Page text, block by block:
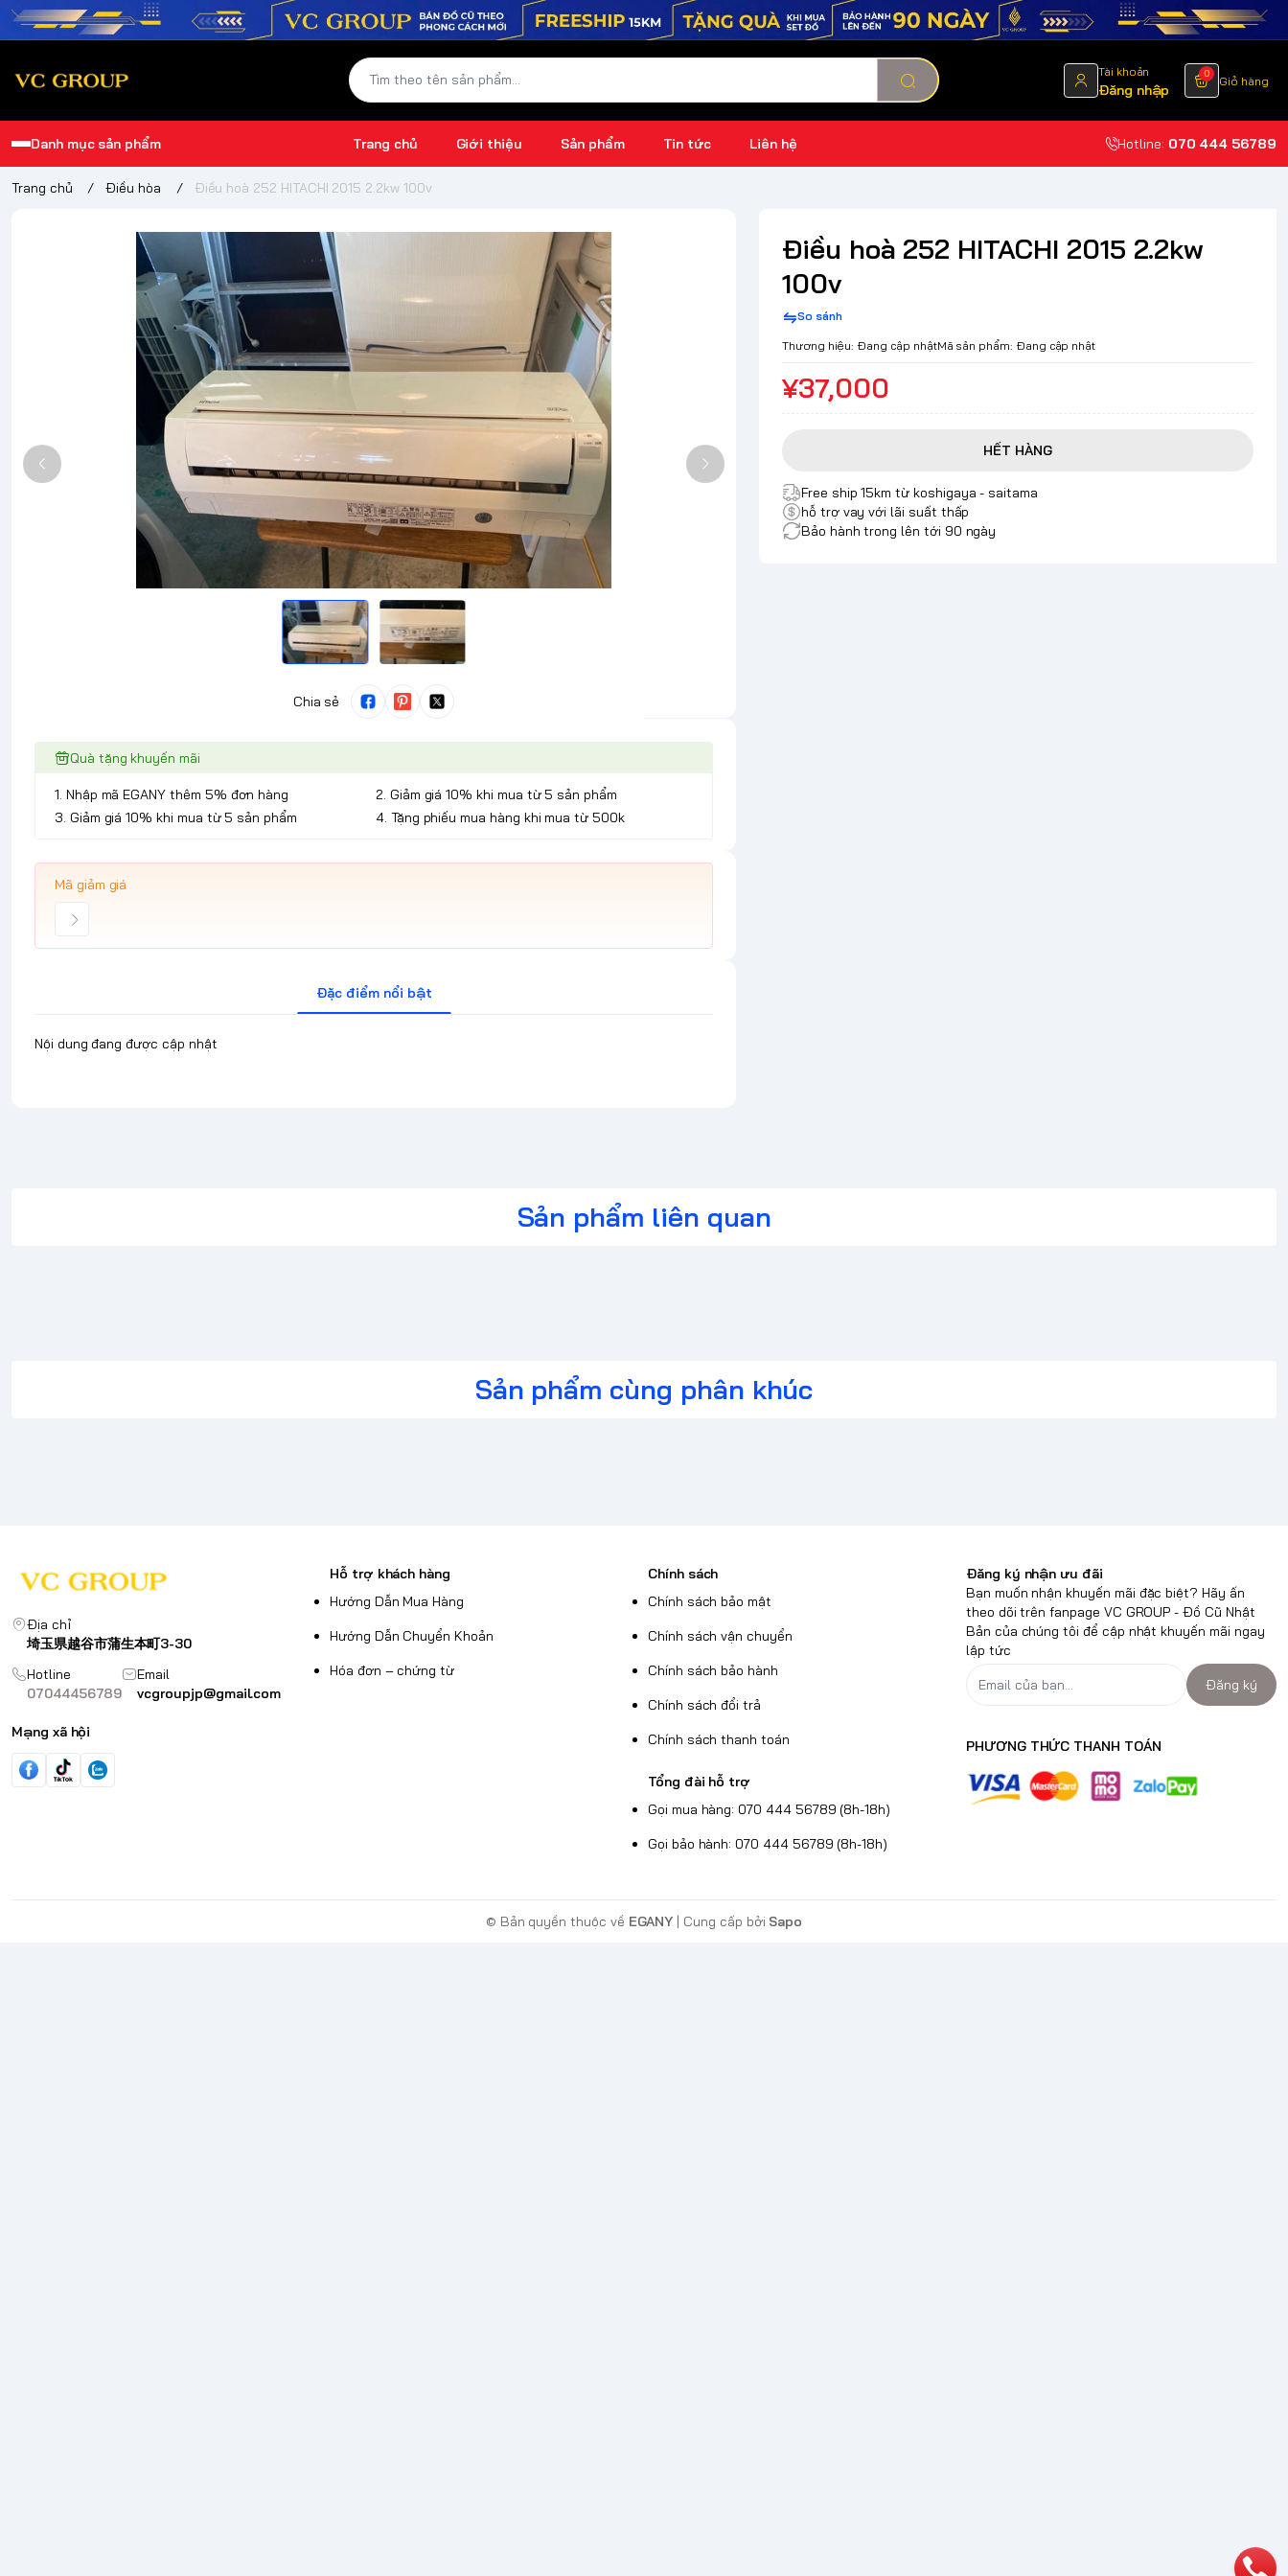
Tài khoản
Đăng nhập
0
Giỏ hàng
Danh mục sản phẩm Trang chủ Giới thiệu Sản phẩm Tin tức Liên hệ Hotline: 070 444 56789
Trang chủ / Điều hòa / Điều hoà 252 HITACHI 2015 2.2kw 100v
Chia sẻ
Điều hoà 252 HITACHI 2015 2.2kw
100v
So sánh
Thương hiệu: Đang cập nhậtMã sản phẩm: Đang cập nhật
¥37,000
HẾT HÀNG
Free ship 15km từ koshigaya - saitama
hỗ trợ vay với lãi suất thấp
Bảo hành trong lên tới 90 ngày
Quà tặng khuyến mãi
1. Nhập mã EGANY thêm 5% đơn hàng
2. Giảm giá 10% khi mua từ 5 sản phẩm
3. Giảm giá 10% khi mua từ 5 sản phẩm
4. Tặng phiếu mua hàng khi mua từ 500k
Mã giảm giá
Đặc điểm nổi bật
Nội dung đang được cập nhật
Sản phẩm liên quan
Sản phẩm cùng phân khúc
Địa chỉ
埼玉県越谷市蒲生本町3-30
Hotline
07044456789
Email
vcgroupjp@gmail.com
Mạng xã hội
Hỗ trợ khách hàng
Hướng Dẫn Mua Hàng
Hướng Dẫn Chuyển Khoản
Hóa đơn – chứng từ
Chính sách
Chính sách bảo mật
Chính sách vận chuyển
Chính sách bảo hành
Chính sách đổi trả
Chính sách thanh toán
Tổng đài hỗ trợ
Gọi mua hàng: 070 444 56789 (8h-18h)
Gọi bảo hành: 070 444 56789 (8h-18h)
Đăng ký nhận ưu đãi
Bạn muốn nhận khuyến mãi đặc biệt? Hãy ấn
theo dõi trên fanpage VC GROUP - Đồ Cũ Nhật
Bản của chúng tôi để cập nhật khuyến mãi ngay
lập tức
Đăng ký
PHƯƠNG THỨC THANH TOÁN
© Bản quyền thuộc về EGANY | Cung cấp bởi Sapo